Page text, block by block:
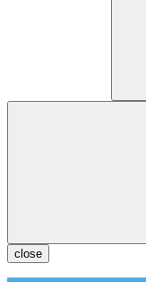
close